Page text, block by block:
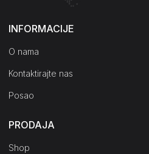
INFORMACIJE
O nama
Kontaktirajte nas
Posao
PRODAJA
Shop